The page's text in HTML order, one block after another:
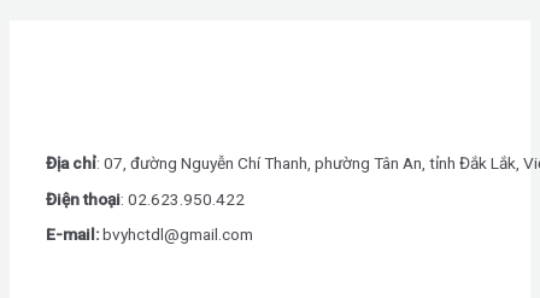
Địa chỉ: 07, đường Nguyễn Chí Thanh, phường Tân An, tỉnh Đắk Lắk,
Điện thoại: 02.623.950.422
E-mail:bvyhctdl@gmail.com